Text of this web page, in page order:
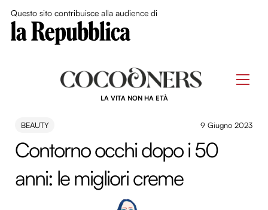
Questo sito contribuisce alla audience di
LA VITA NON HA ETÀ
BEAUTY 9 Giugno 2023
Contorno occhi dopo i 50
anni: le migliori creme